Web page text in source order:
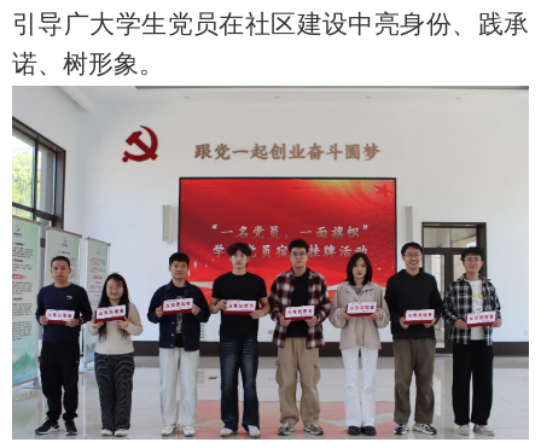
引导广大学生党员在社区建设中亮身份、践承
诺、树形象。